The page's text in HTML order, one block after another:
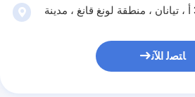
الغرفة 1502F ، المبنى 3 أ ، تيانان ، منطقة لونغ قانغ ، مدينة
ﺎﺘﺼﻟ ﺍﻶﻧ